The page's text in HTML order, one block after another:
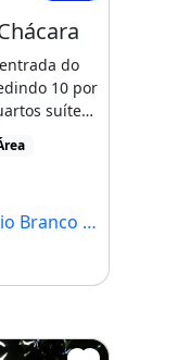
do
10 por
suíte
[...]
- AC